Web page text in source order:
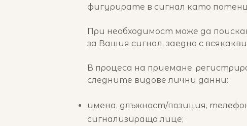
фигурирате в сигнал като
При необходимост може да
за Вашия сигнал, заедно с
В процеса на приемане,
следните видове лични данни:
имена, длъжност/позиция,
сигнализиращо лице;